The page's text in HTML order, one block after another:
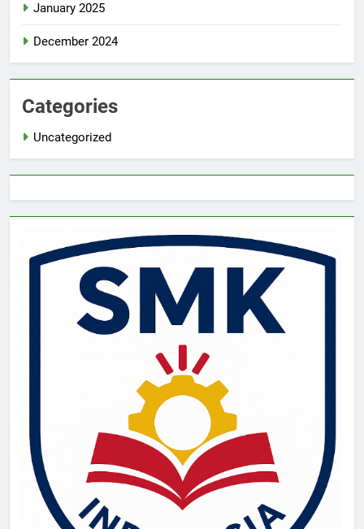
January 2025
December 2024
Categories
Uncategorized